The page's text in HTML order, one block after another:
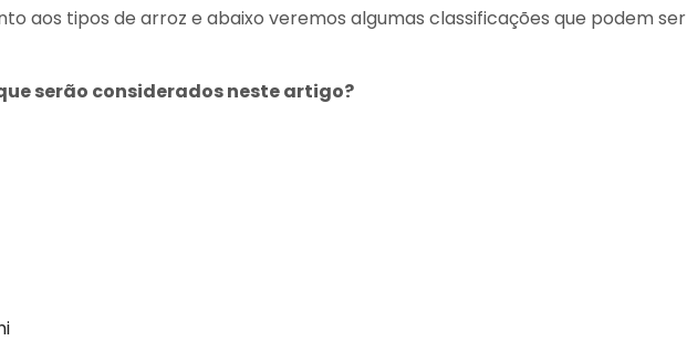
aos tipos de arroz e abaixo veremos algumas classificações que podem
serão considerados neste artigo?